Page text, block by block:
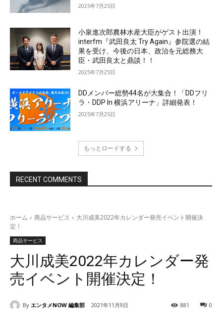
2025年7月25日
小泉進次郎農林水産大臣がゲスト出演！
interfm『武田良太 Try Again』参院選の結
果を受け、今後の日本、政治を元総務大
臣・武田良太と鼎談！！
2025年7月25日
DDメンバー総勢44名が大集合！「DDフリ
ラ・DDP In 横浜アリーナ」詳細発表！
2025年7月25日
もっとロードする
RECENT COMMENTS